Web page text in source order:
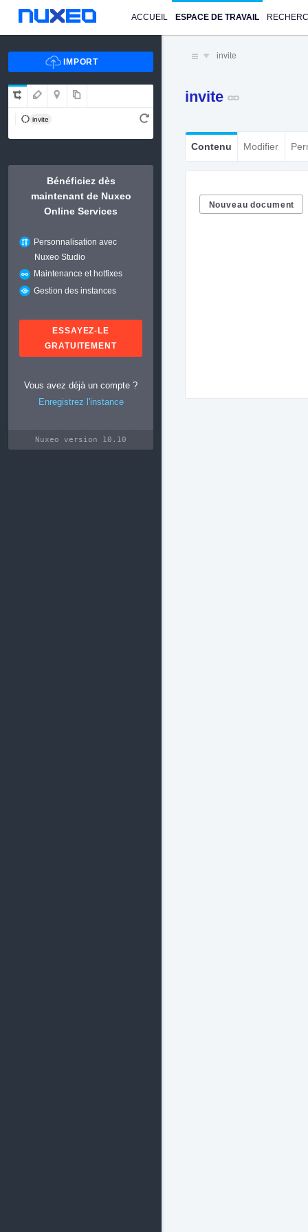
ACCUEIL ESPACE DE TRAVAIL
invite
Bénéficiez dès
maintenant de Nuxeo
Online Services
Personnalisation avec
Nuxeo Studio
Maintenance et hotfixes
Gestion des instances
ESSAYEZ-LE
GRATUITEMENT
Vous avez déjà un compte ?
Enregistrez l'instance
Nuxeo version 10.10
invite
invite
Contenu Modifier
Nouveau document